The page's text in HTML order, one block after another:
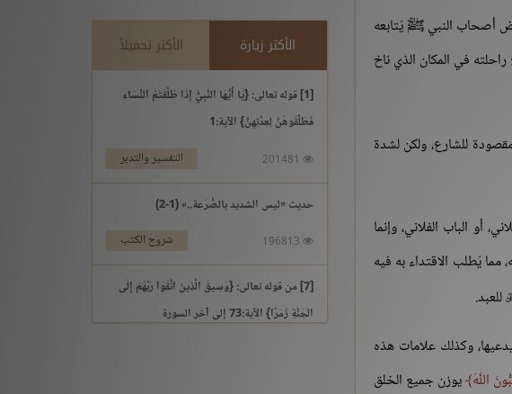
أصحاب النبي ﷺ يُتابعه
في المكان الذي ناخ
للشارع، ولكن لشدة
أو الباب الفلاني، وإنما
يُطلب الاقتداء به فيه
للعبد.
وكذلك علامات هذه
اللَّهَ يوزن جميع الخلق
الأكثر زيارة الأكثر تحميلاً
[1] قوله تعالى: {يَا أَيُّهَا النَّبِيُّ إِذَا طَلَّقْتُمُ النِّسَاء
فَطَلِّقُوهُنَّ لِعِدَّتِهِنَّ} الآية:1
التفسير والتدبر
حديث «ليس الشديد بالصُّرَعة..» (1-2)
شروح الكتب
[7] من قوله تعالى: {وَسِيقَ الَّذِينَ اتَّقَوْا رَبَّهُمْ إِلَى
الْجَنَّةِ زُمَرًا} الآية:73 إلى آخر السورة